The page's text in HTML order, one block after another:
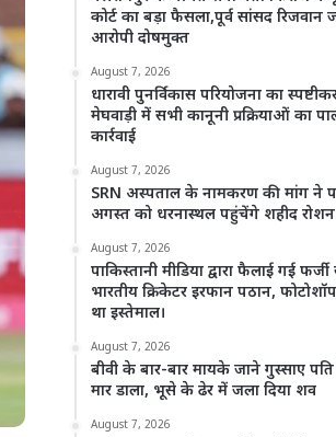
कोर्ट का बड़ा फैसला,पूर्व सांसद रिजवान
आरोपी दोषमुक्त
August 7, 2026
धारावी पुनर्विकास परियोजना का
मेघवाड़ी में सभी कानूनी प्रक्रियाओं का
कार्रवाई
August 7, 2026
SRN अस्पताल के नामकरण की मांग ने
अगस्त को धरनास्थल पहुंचेंगे शहीद रोशन
August 7, 2026
पाकिस्तानी मीडिया द्वारा फैलाई गई
भारतीय क्रिकेटर इरफान पठान,
था इस्तेमाल।
August 7, 2026
बीवी के बार-बार मायके जाने गुस्साए
मार डाला, भूसे के ढेर में जला दिया शव
August 7, 2026